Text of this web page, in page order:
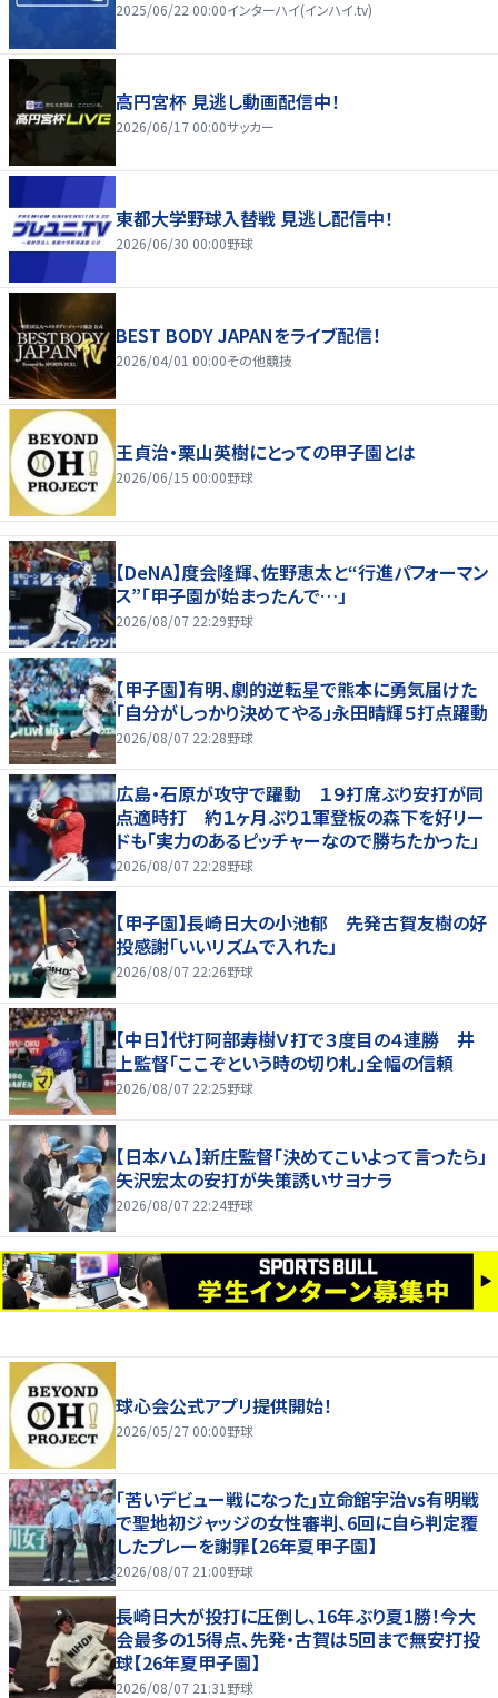
2025/06/22 00:00インターハイ(インハイ.tv)
高円宮杯 見逃し動画配信中！
2026/06/17 00:00サッカー
東都大学野球入替戦 見逃し配信中！
2026/06/30 00:00野球
BEST BODY JAPANをライブ配信！
2026/04/01 00:00その他競技
王貞治・栗山英樹にとっての甲子園とは
2026/06/15 00:00野球
【DeNA】度会隆輝、佐野恵太と“行進パフォーマン
ス”「甲子園が始まったんで…」
2026/08/07 22:29野球
【甲子園】有明、劇的逆転星で熊本に勇気届けた
「自分がしっかり決めてやる」永田晴輝５打点躍動
2026/08/07 22:28野球
広島・石原が攻守で躍動 １９打席ぶり安打が同
点適時打 約１ヶ月ぶり１軍登板の森下を好リー
ドも「実力のあるピッチャーなので勝ちたかった」
2026/08/07 22:28野球
【甲子園】長崎日大の小池郁 先発古賀友樹の好
投感謝「いいリズムで入れた」
2026/08/07 22:26野球
【中日】代打阿部寿樹Ｖ打で３度目の４連勝 井
上監督「ここぞという時の切り札」全幅の信頼
2026/08/07 22:25野球
【日本ハム】新庄監督「決めてこいよって言ったら」
矢沢宏太の安打が失策誘いサヨナラ
2026/08/07 22:24野球
球心会公式アプリ提供開始！
2026/05/27 00:00野球
｢苦いデビュー戦になった｣立命館宇治vs有明戦
で聖地初ジャッジの女性審判、6回に自ら判定覆
したプレーを謝罪【26年夏甲子園】
2026/08/07 21:00野球
長崎日大が投打に圧倒し、16年ぶり夏1勝！今大
会最多の15得点、先発・古賀は5回まで無安打投
球【26年夏甲子園】
2026/08/07 21:31 野球